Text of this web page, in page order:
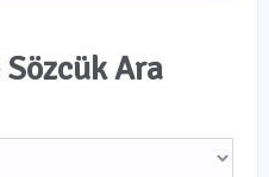
Sözcük Ara